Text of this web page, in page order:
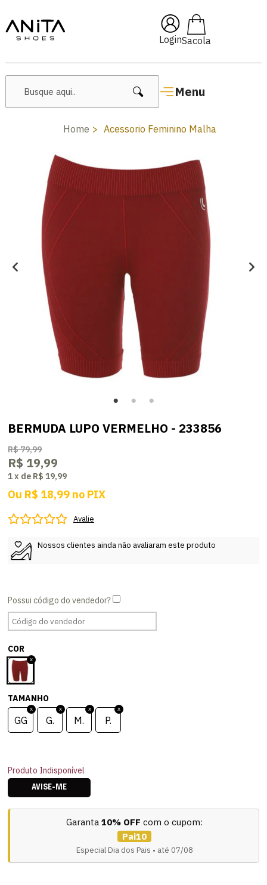
Login
Menu
🔥 Lançamentos Femininos
Home Acessorio Feminino Malha
BERMUDA LUPO VERMELHO - 233856
R$ 79,99
R$ 19,99
1x de R$ 19,99
Ou R$ 18,99 no PIX
Avalie
Nossos clientes ainda não avaliaram este produto
COR
TAMANHO
GG G. M. P.
Produto Indisponível
AVISE-ME
Garanta 10% OFF com o cupom:
Pai10
Especial Dia dos Pais • até 07/08